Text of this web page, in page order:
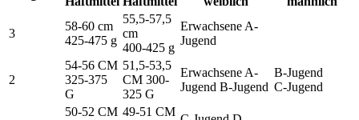
3
58-60 cm
425-475 g
55,5-57,5
cm
400-425 g
Erwachsene A-
Jugend
2
54-56 CM
325-375
G
51,5-53,5
CM 300-
325 G
Erwachsene A-
Jugend B-Jugend
B-Jugend
C-Jugend
50-52 CM 49-51 CM